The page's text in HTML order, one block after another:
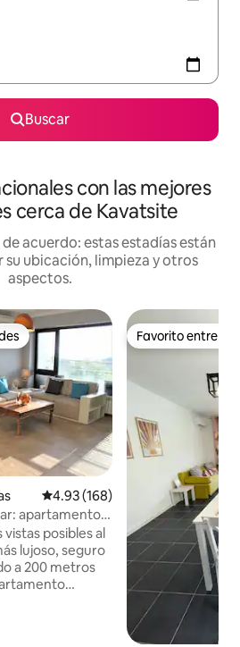
Buscar
con las mejores
cerca de Kavatsite
acuerdo: estas estadías están
su ubicación, limpieza y otros
aspectos.
Calificación promedio: 4.93 de
4.93 (168)
apartamento
de la playa
posibles al
lujoso, seguro
a 200 metros
Favorito entre
Favorito entre